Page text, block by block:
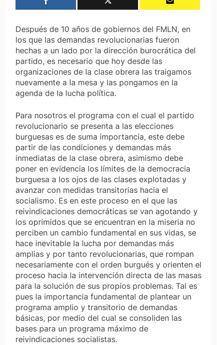
Después de 10 años de gobiernos del FMLN, en
los que las demandas revolucionarias fueron
hechas a un lado por la dirección burocrática del
partido, es necesario que hoy desde las
organizaciones de la clase obrera las traigamos
nuevamente a la mesa y las pongamos en la
agenda de la lucha política.
Para nosotros el programa con el cual el partido
revolucionario se presenta a las elecciones
burguesas es de suma importancia, este debe
partir de las condiciones y demandas más
inmediatas de la clase obrera, asimismo debe
poner en evidencia los límites de la democracia
burguesa a los ojos de las clases explotadas y
avanzar con medidas transitorias hacia el
socialismo. Es en este proceso en el que las
reivindicaciones democráticas se van agotando y
los oprimidos que se encuentran en la miseria no
perciben un cambio fundamental en sus vidas, se
hace inevitable la lucha por demandas más
amplias y por tanto revolucionarias, que rompan
necesariamente con el orden burgués y orienten el
proceso hacia la intervención directa de las masas
para la solución de sus propios problemas. Tal es
pues la importancia fundamental de plantear un
programa amplio y transitorio de demandas
básicas, por medio del cual se consoliden las
bases para un programa máximo de
reivindicaciones socialistas.